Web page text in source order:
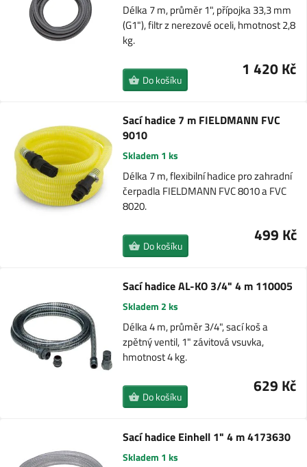
Délka 7 m, průměr 1", přípojka 33,3 mm
(G1"), filtr z nerezové oceli, hmotnost 2,8
kg.
1 420 Kč
Do košíku
Sací hadice 7 m FIELDMANN FVC
9010
Skladem 1 ks
Délka 7 m, flexibilní hadice pro zahradní
čerpadla FIELDMANN FVC 8010 a FVC
8020.
499 Kč
Do košíku
Sací hadice AL-KO 3/4" 4 m 110005
Skladem 2 ks
Délka 4 m, průměr 3/4", sací koš a
zpětný ventil, 1" závitová vsuvka,
hmotnost 4 kg.
629 Kč
Do košíku
Sací hadice Einhell 1" 4 m 4173630
Skladem 1 ks